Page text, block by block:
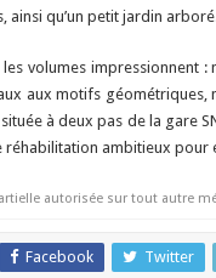
ainsi qu’un petit jardin
les volumes impressionnent
aux motifs géométriques,
à deux pas de la gare
réhabilitation ambitieux pour
autorisée sur tout autre
Facebook Twitter